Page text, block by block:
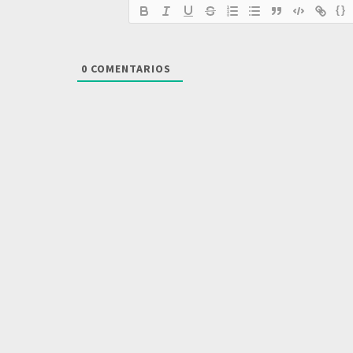
{}
0 COMENTARIOS